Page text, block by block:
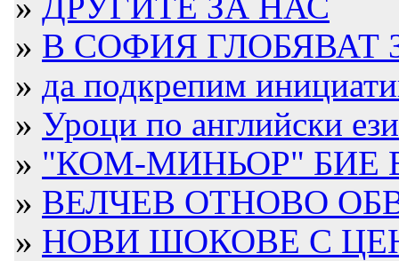
» В СОФИЯ ГЛОБЯВАТ
» да подкрепим
» Уроци по английски
» "КОМ-МИНЬОР" БИЕ
» ВЕЛЧЕВ ОТНОВО
» НОВИ ШОКОВЕ С